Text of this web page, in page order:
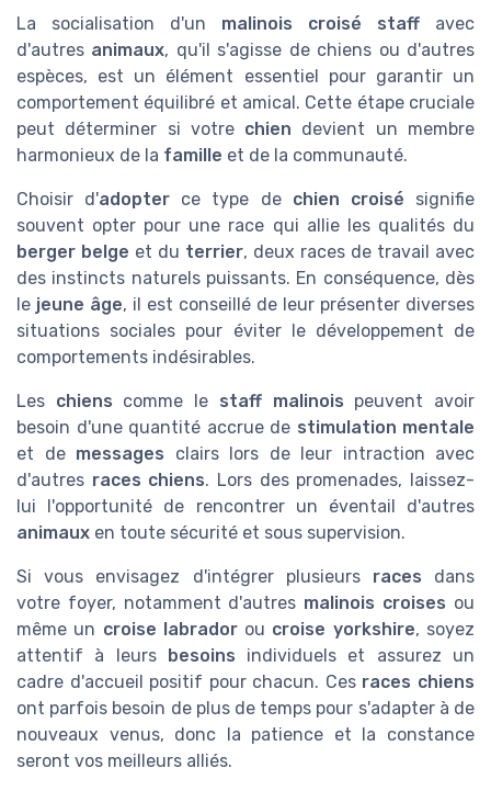
La socialisation d'un malinois croisé staff avec
d'autres animaux, qu'il s'agisse de chiens ou d'autres
espèces, est un élément essentiel pour garantir un
comportement équilibré et amical. Cette étape cruciale
peut déterminer si votre chien devient un membre
harmonieux de la famille et de la communauté.
Choisir d'adopter ce type de chien croisé signifie
souvent opter pour une race qui allie les qualités du
berger belge et du terrier, deux races de travail avec
des instincts naturels puissants. En conséquence, dès
le jeune âge, il est conseillé de leur présenter diverses
situations sociales pour éviter le développement de
comportements indésirables.
Les chiens comme le staff malinois peuvent avoir
besoin d'une quantité accrue de stimulation mentale
et de messages clairs lors de leur intraction avec
d'autres races chiens. Lors des promenades, laissez-
lui l'opportunité de rencontrer un éventail d'autres
animaux en toute sécurité et sous supervision.
Si vous envisagez d'intégrer plusieurs races dans
votre foyer, notamment d'autres malinois croises ou
même un croise labradorou croise yorkshire, soyez
attentif à leurs besoins individuels et assurez un
cadre d'accueil positif pour chacun. Ces races chiens
ont parfois besoin de plus de temps pour s'adapter à de
nouveaux venus, donc la patience et la constance
seront vos meilleurs alliés.